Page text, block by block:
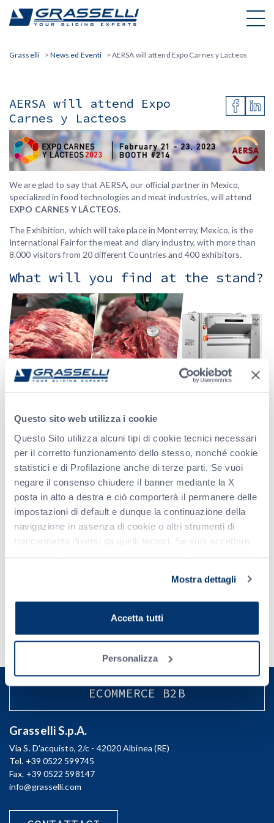
Questo sito web utilizza i cookie
Questo Sito utilizza alcuni tipi di cookie tecnici necessari
per il corretto funzionamento dello stesso, nonché cookie
statistici e di Profilazione anche di terze parti. Se vuoi
negare il consenso chiudere il banner mediante la X
posta in alto a destra e ciò comporterà il permanere delle
impostazioni di default e dunque la continuazione della
navigazione in assenza di cookie o altri strumenti di
tracciamento diversi da quelli tecnici. Se vuoi accettare
su "Personalizza". Se vuoi saperne di più consulta la
Privacy Policy.
Mostra dettagli
Accetta tutti
Personalizza
content
Grasselli > News ed Eventi > AERSA will attend Expo Carnes y Lacteos
AERSA will attend Expo
Carnes y Lacteos
We are glad to say that AERSA, our official partner in Mexico,
specialized in food technologies and meat industries, will attend
EXPO CARNES Y LÁCTEOS.
The Exhibition, which will take place in Monterrey, Mexico, is the
International Fair for the meat and diary industry, with more than
8.000 visitors from 20 different Countries and 400 exhibitors.
What will you find at the stand?
Our Partner AERSA, will be waiting for you to show how our
Skinning machine Grasselli
Intuitive, easy to use and extremely precise, MS 520 is a
derinder/membrane skinner which guarantees top yield and
complete safety for the operator, thanks to the CLO safety system
(available on request).
You can see it at the Fair, and ask your questions to our Partners.
Don’t loose this opportunity!
For further information visit the trade show website:
ECOMMERCE B2B
Grasselli S.p.A.
Via S. D'acquisto, 2/c - 42020 Albinea (RE)
Tel. +39 0522 599745
Fax. +39 0522 598147
info@grasselli.com